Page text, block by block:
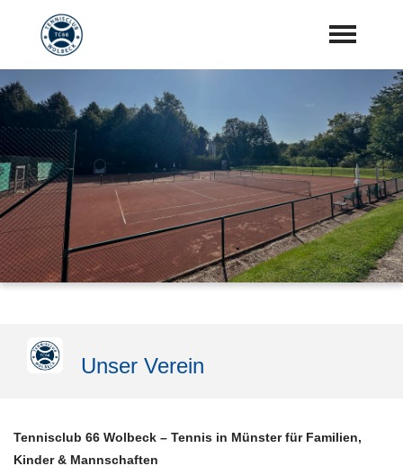
Startseite
Aktuelles
Vorstand
Training
Mannschaften
"Jetzt Mitglied werden"
Unser Verein
Tennisclub 66 Wolbeck – Tennis in Münster für Familien,
Kinder & Mannschaften